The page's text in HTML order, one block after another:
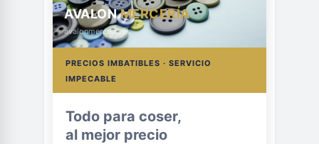
AVALONMERCERÍA
avalonmerceria.es
PRECIOS IMBATIBLES · SERVICIO
IMPECABLE
Todo para coser,
al mejor precio